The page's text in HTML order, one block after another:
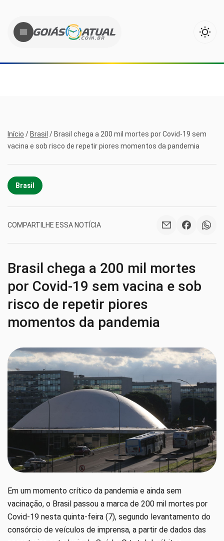
Início / Brasil / Brasil chega a 200 mil mortes por Covid-19 sem
vacina e sob risco de repetir piores momentos da pandemia
Brasil
COMPARTILHE ESSA NOTÍCIA
Brasil chega a 200 mil mortes
por Covid-19 sem vacina e sob
risco de repetir piores
momentos da pandemia
Em um momento crítico da pandemia e ainda sem
vacinação, o Brasil passou a marca de 200 mil mortes por
Covid-19 nesta quinta-feira (7), segundo levantamento do
consórcio de veículos de imprensa, a partir de dados das